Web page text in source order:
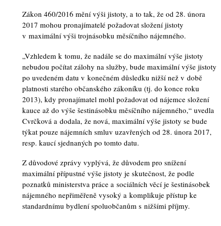
Zákon 460/2016 mění výši jistoty, a to tak, že od 28. února
2017 mohou pronajímatelé požadovat složení jistoty
v maximální výši trojnásobku měsíčního nájemného.
„Vzhledem k tomu, že nadále se do maximální výše jistoty
nebudou počítat zálohy na služby, bude maximální výše jistoty
po uvedeném datu v konečném důsledku nižší než v době
platnosti starého občanského zákoníku (tj. do konce roku
2013), kdy pronajímatel mohl požadovat od nájemce složení
kauce až do výše šestinásobku měsíčního nájemného,“ uvedla
Cvrčková a dodala, že nová, maximální výše jistoty se bude
týkat pouze nájemních smluv uzavřených od 28. února 2017,
resp. kaucí sjednaných po tomto datu.
Z důvodové zprávy vyplývá, že důvodem pro snížení
maximální přípustné výše jistoty je skutečnost, že podle
poznatků ministerstva práce a sociálních věcí je šestinásobek
nájemného nepřiměřeně vysoký a komplikuje přístup ke
standardnímu bydlení spoluobčanům s nižšími příjmy.